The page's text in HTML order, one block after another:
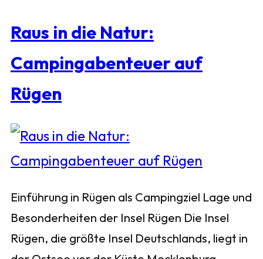
Raus in die Natur:
Campingabenteuer auf
Rügen
Einführung in Rügen als Campingziel Lage und
Besonderheiten der Insel Rügen Die Insel
Rügen, die größte Insel Deutschlands, liegt in